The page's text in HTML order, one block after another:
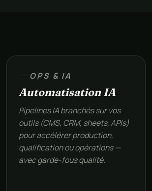
OPS & IA
Automatisation IA
Pipelines IA branchés sur vos
outils (CMS, CRM, sheets, APIs)
pour accélérer production,
qualification ou opérations —
avec garde-fous qualité.